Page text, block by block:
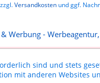
Versandkosten und ggf.
sind und stets
mit anderen Websites